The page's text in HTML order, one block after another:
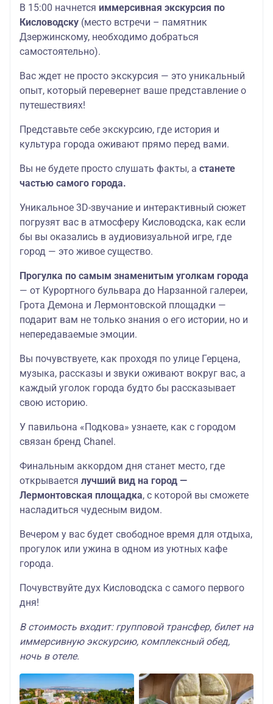
В 15:00 начнется иммерсивная экскурсия по
Кисловодску (место встречи – памятник
Дзержинскому, необходимо добраться
самостоятельно).
Вас ждет не просто экскурсия — это уникальный
опыт, который перевернет ваше представление о
путешествиях!
Представьте себе экскурсию, где история и
культура города оживают прямо перед вами.
Вы не будете просто слушать факты, а станете
частью самого города.
Уникальное 3D-звучание и интерактивный сюжет
погрузят вас в атмосферу Кисловодска, как если
бы вы оказались в аудиовизуальной игре, где
город — это живое существо.
Прогулка по самым знаменитым уголкам города
— от Курортного бульвара до Нарзанной галереи,
Грота Демона и Лермонтовской площадки —
подарит вам не только знания о его истории, но и
непередаваемые эмоции.
Вы почувствуете, как проходя по улице Герцена,
музыка, рассказы и звуки оживают вокруг вас, а
каждый уголок города будто бы рассказывает
свою историю.
У павильона «Подкова» узнаете, как с городом
связан бренд Chanel.
Финальным аккордом дня станет место, где
открывается лучший вид на город —
Лермонтовская площадка, с которой вы сможете
насладиться чудесным видом.
Вечером у вас будет свободное время для отдыха,
прогулок или ужина в одном из уютных кафе
города.
Почувствуйте дух Кисловодска с самого первого
дня!
В стоимость входит: групповой трансфер, билет на
иммерсивную экскурсию, комплексный обед,
ночь в отеле.